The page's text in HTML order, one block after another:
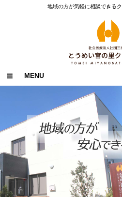
地域の方が気軽に相談できる
MENU